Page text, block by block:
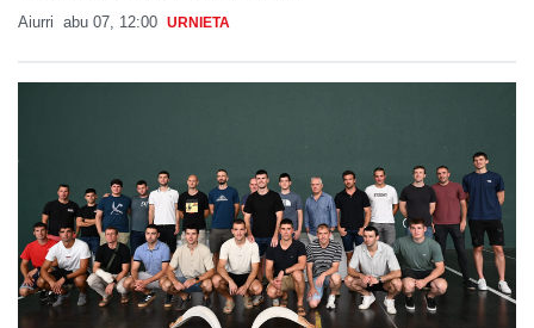
Aiurri abu 07, 12:00 URNIETA